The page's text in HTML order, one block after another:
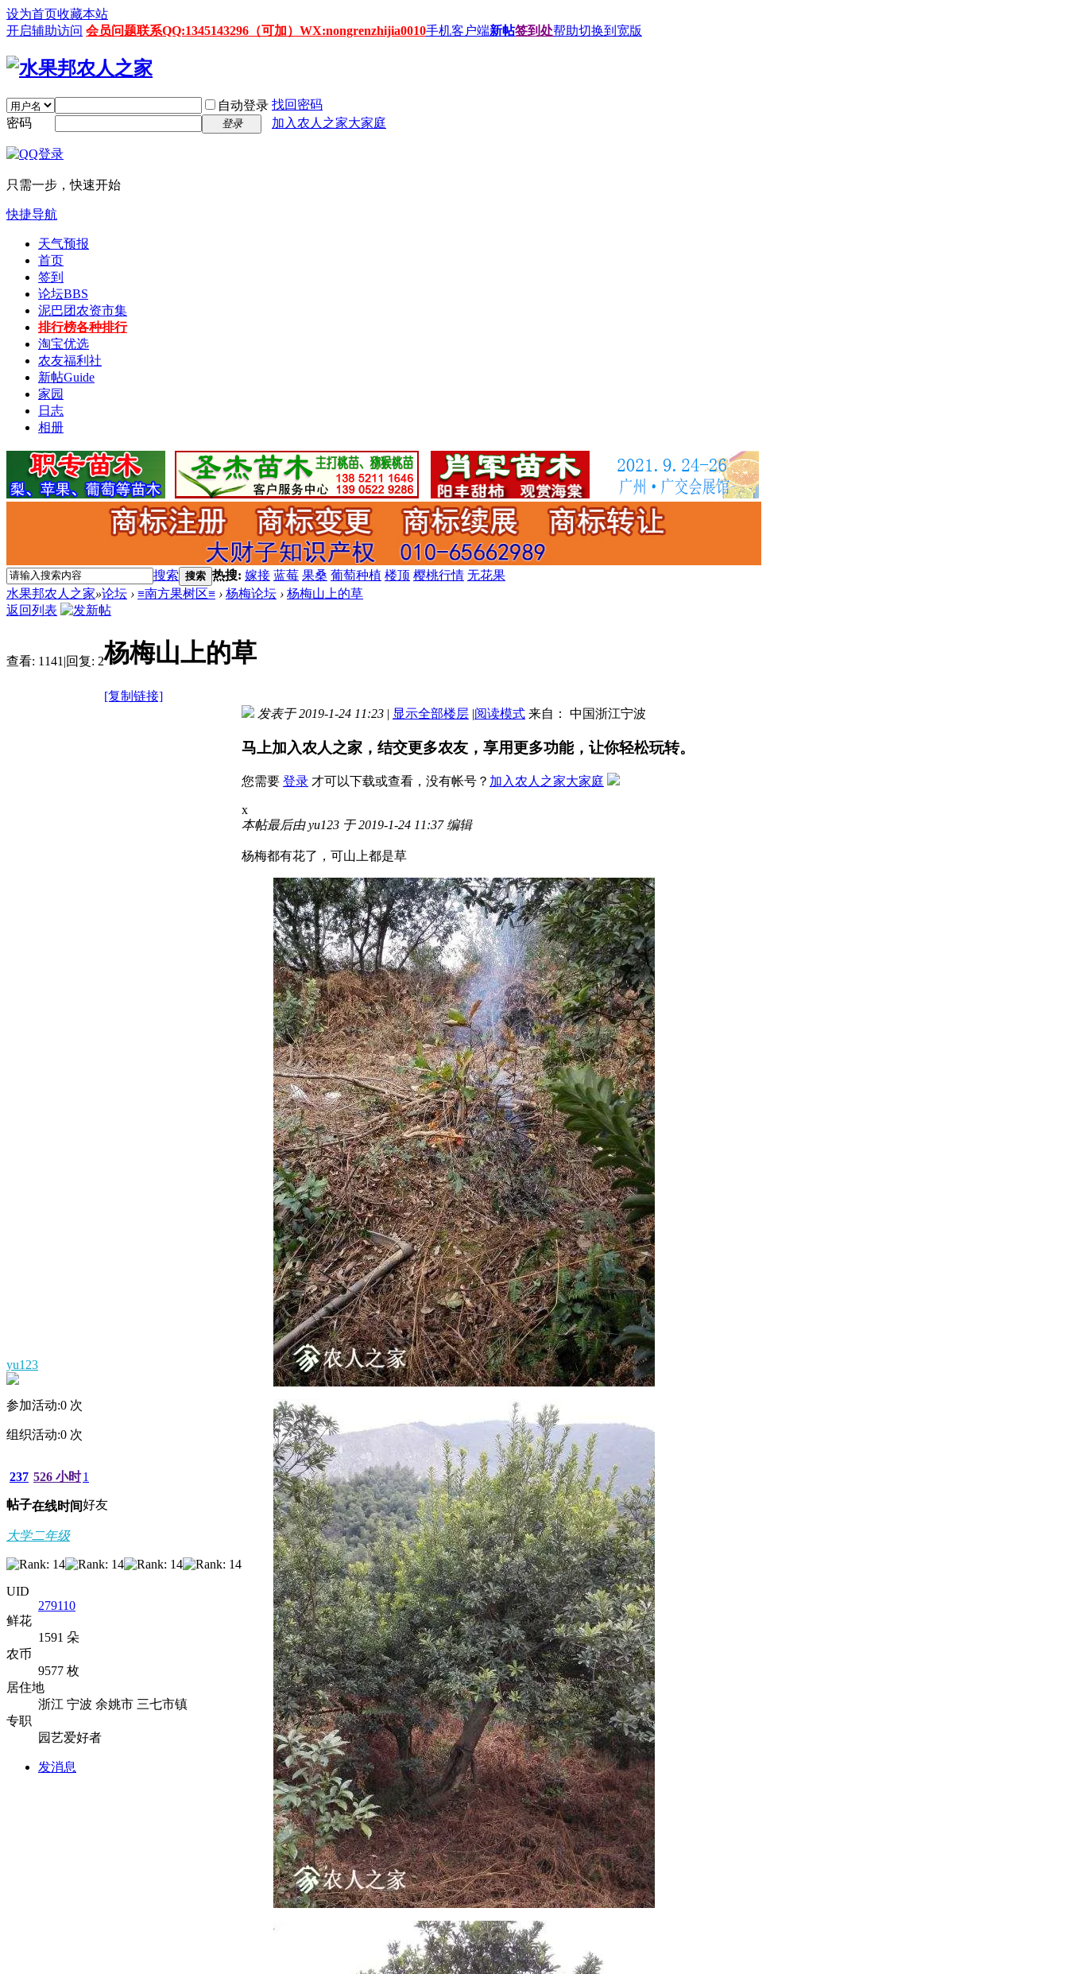
设为首页收藏本站
开启辅助访问 会员问题联系QQ:1345143296（可加）WX:nongrenzhijia0010手机客户端新帖签到处帮助切换到宽版
自动登录 找回密码
密码
登录 加入农人之家大家庭
只需一步，快速开始
快捷导航
天气预报
首页
签到
论坛BBS
泥巴团农资市集
排行榜各种排行
淘宝优选
农友福利社
新帖Guide
家园
日志
相册
搜索 搜索 热搜: 嫁接 蓝莓 果桑 葡萄种植 楼顶 樱桃行情 无花果
水果邦农人之家»论坛 › ≡南方果树区≡ › 杨梅论坛 › 杨梅山上的草
返回列表
查看: 1141 |回复: 2杨梅山上的草
[复制链接]
yu123
参加活动:0 次
组织活动:0 次
237
帖子
526 小时
在线时间
1
好友
大学二年级
UID
279110
鲜花
1591 朵
农币
9577 枚
居住地
浙江 宁波 余姚市 三七市镇
专职
园艺爱好者
发消息
发表于 2019-1-24 11:23 | 显示全部楼层 |阅读模式 来自： 中国浙江宁波
马上加入农人之家，结交更多农友，享用更多功能，让你轻松玩转。
您需要 登录 才可以下载或查看，没有帐号？ 加入农人之家大家庭
x
本帖最后由 yu123 于 2019-1-24 11:37 编辑
杨梅都有花了，可山上都是草